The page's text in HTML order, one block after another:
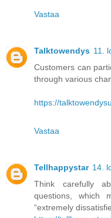
Vastaa
Talktowendys 11.
Customers can
through various
https://
Vastaa
Tellhappystar 14.
Think carefully
questions, which
“extremely